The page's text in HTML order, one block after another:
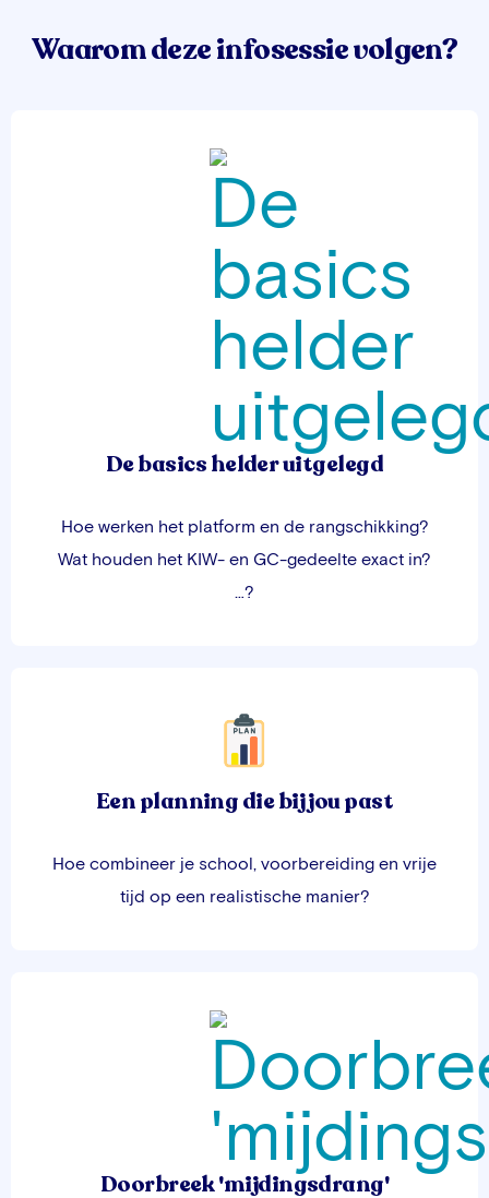
Waarom deze infosessie volgen?
De basics helder uitgelegd
Hoe werken het platform en de rangschikking?
Wat houden het KIW- en GC-gedeelte exact in?
…?
Een planning die bij jou past
Hoe combineer je school, voorbereiding en vrije
tijd op een realistische manier?
Doorbreek 'mijdingsdrang'